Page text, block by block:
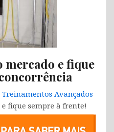
mercado e fique
Treinamentos Avançados
e fique sempre à frente!